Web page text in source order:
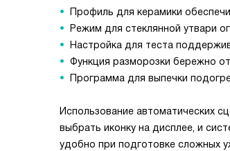
Профиль для керамики
Режим для стеклянной утвари
Настройка для теста
Функция разморозки бережно
Программа для выпечки
Использование автоматических
выбрать иконку на дисплее, и
удобно при подготовке сложных